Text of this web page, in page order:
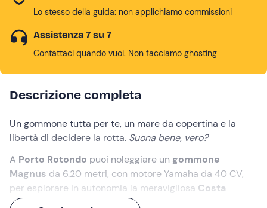
Lo stesso della guida: non applichiamo commissioni
Assistenza 7 su 7
Contattaci quando vuoi. Non facciamo ghosting
Descrizione completa
Un gommone tutta per te, un mare da copertina e la
libertà di decidere la rotta. Suona bene, vero?
A Porto Rotondo puoi noleggiare un gommone
Magnus da 6.20 metri, con motore Yamaha da 40 CV,
per esplorare in autonomia la meravigliosa Costa
Smeralda. Ideale per gruppifino a 8 persone